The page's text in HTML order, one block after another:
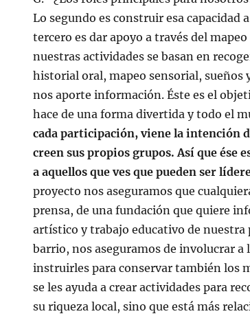
Lo segundo es construir esa capacidad
tercero es dar apoyo a través del
nuestras actividades se basan en
historial oral, mapeo sensorial, sueños
nos aporte información. Éste es el
hace de una forma divertida y todo el
cada participación, viene la intención
creen sus propios grupos. Así que ése
a aquellos que ves que pueden ser
proyecto nos aseguramos que
prensa, de una fundación que quiere
artístico y trabajo educativo de nuestra
barrio, nos aseguramos de involucrar a
instruirles para conservar también los
se les ayuda a crear actividades para
su riqueza local, sino que está más